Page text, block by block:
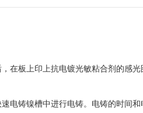
在板上印上抗电镀光敏粘合剂的感光
电铸镍槽中进行电铸。电铸的时间和